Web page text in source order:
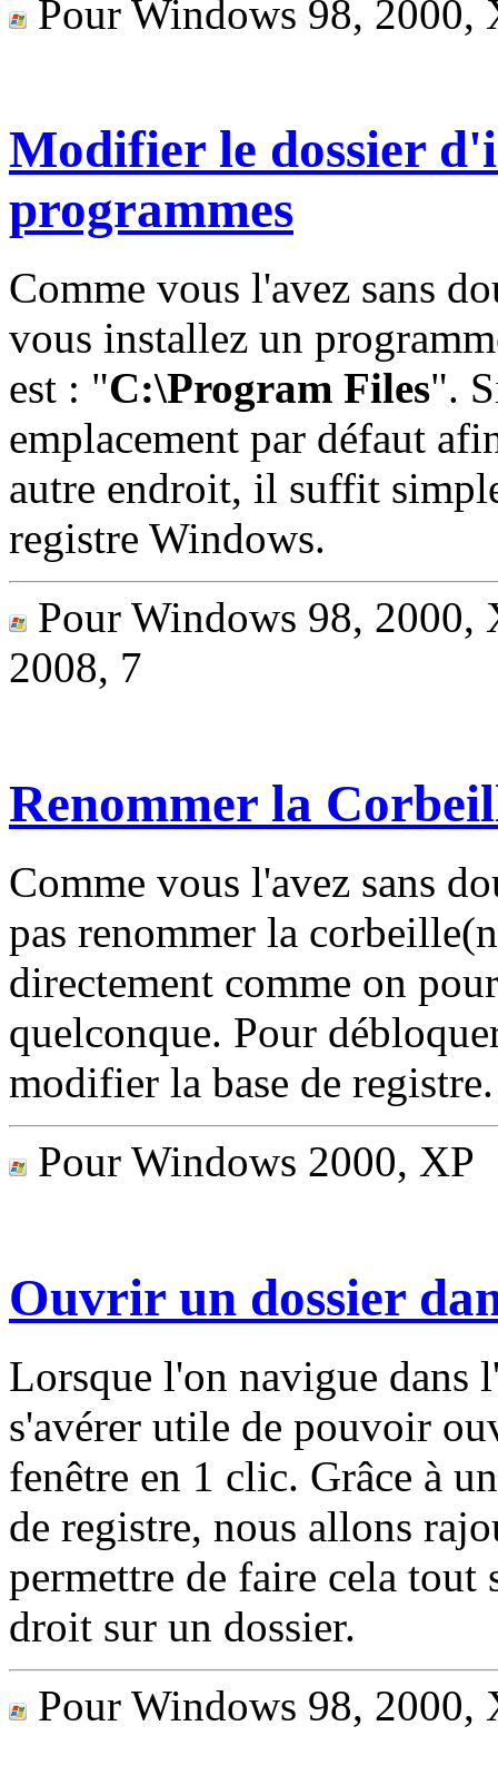
Pour Windows 98, 2000,
Modifier le dossier
programmes
Comme vous l'avez sans
vous installez un
est : "C:\Program Files".
emplacement par défaut
autre endroit, il suffit
registre Windows.
Pour Windows 98, 2000,
2008, 7
Renommer la
Comme vous l'avez sans
pas renommer la
directement comme on
quelconque. Pour
modifier la base de
Pour Windows 2000, XP
Ouvrir un dossier
Lorsque l'on navigue
s'avérer utile de pouvoir
fenêtre en 1 clic. Grâce à
de registre, nous allons
permettre de faire cela
droit sur un dossier.
Pour Windows 98, 2000,